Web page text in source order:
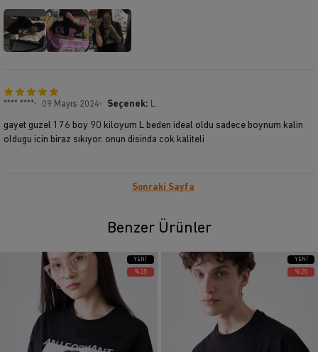
**** **** 09 Mayıs 2024 Seçenek: L
gayet guzel 176 boy 90 kiloyum L beden ideal oldu sadece boynum kalin
oldugu icin biraz sıkıyor. onun disinda cok kaliteli
Sonraki Sayfa
Benzer Ürünler
YENI
ÜRÜN
%25
YENI
ÜRÜN
%25